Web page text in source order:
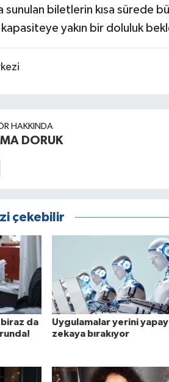
sunulan biletlerin kısa sürede
yakın bir doluluk
HAKKINDA
DORUK
çekebilir
da
Uygulamalar yerini yapay
zekaya bırakıyor